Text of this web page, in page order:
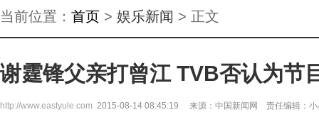
当前位置： 首页 > 娱乐新闻 > 正文
谢霆锋父亲打曾江 TVB否认为节
http://www.eastyule.com 2015-08-14 08:45:19 来源：中国新闻网 责任编辑：小